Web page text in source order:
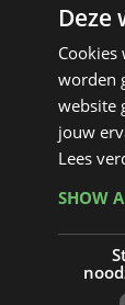
Deze
worden
website
jouw
Lees
SHOW